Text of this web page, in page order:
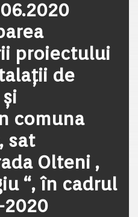
proiectului
de
comuna
sat
Olteni ,
“, în cadrul
2020